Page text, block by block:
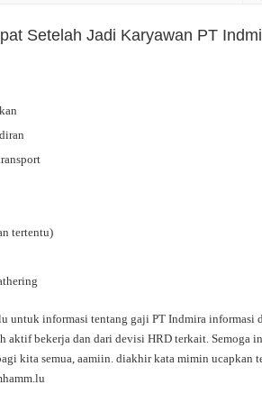
Setelah Jadi Karyawan PT
tertentu)
untuk informasi tentang gaji PT Indmira informasi
aktif bekerja dan dari devisi HRD terkait. Semoga
kita semua, aamiin. diakhir kata mimin ucapkan